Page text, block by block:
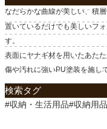
なだらかな曲線が美しい、積
置いているだけでも美しいフ
す。
表面にヤナギ材を用いたあたた
傷や汚れに強いPU塗装を施し
検索タグ
#収納・生活用品#収納用